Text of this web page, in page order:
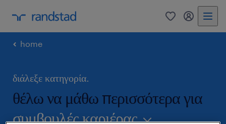
0 my
home
διάλεξε κατηγορία.
θέλω να μάθω περισσότερα για
συμβουλές καριέρας